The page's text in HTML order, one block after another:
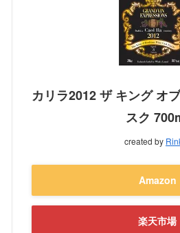
カリラ2012 ザ キング オ
スク
created by
Amazon
楽天市場